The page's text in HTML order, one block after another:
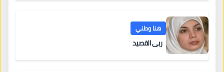
هنا وطني
ربى القصيد